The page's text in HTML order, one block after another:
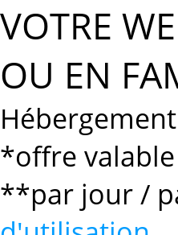
VOTRE
OU EN
*offre
**par jour /